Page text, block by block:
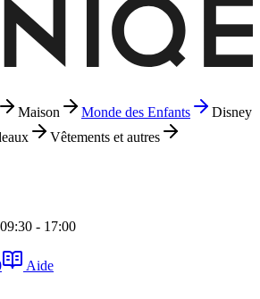
Maison Monde des Enfants
Disney
Vêtements et autres
- 17:00
Aide